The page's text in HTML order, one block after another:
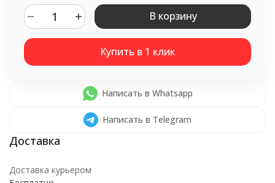
В корзину
Написать в Whatsapp
Написать в Telegram
Доставка курьером